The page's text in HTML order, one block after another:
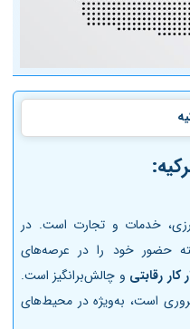
خدمات و تجارت است. در
حضور خود را در عرصه‌های
کار رقابتی و چالش‌برانگیز است.
است، به‌ویژه در محیط‌های